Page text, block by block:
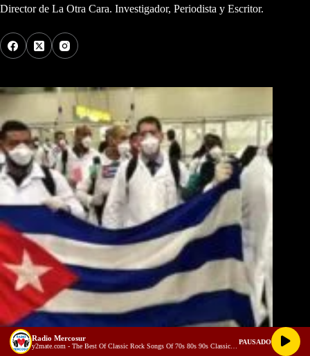
Director de La Otra Cara. Investigador, Periodista y Escritor.
Radio Mercosur
y2mate.com - The Best Of Classic Rock Songs Of 70s 80s 90s Classic Rock Playlist
PAUSADO